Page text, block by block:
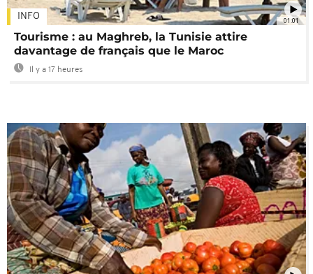
01:01
INFO
Tourisme : au Maghreb, la Tunisie attire
davantage de français que le Maroc
Il y a 17 heures